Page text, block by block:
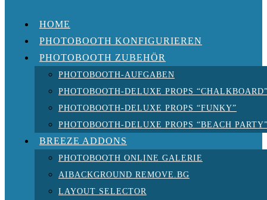
HOME
PHOTOBOOTH KONFIGURIEREN
PHOTOBOOTH ZUBEHÖR
PHOTOBOOTH-AUFGABEN
PHOTOBOOTH-DELUXE PROPS
PHOTOBOOTH-DELUXE PROPS “FUNKY”
PHOTOBOOTH-DELUXE PROPS “BEACH
BREEZE ADDONS
PHOTOBOOTH ONLINE GALERIE
AIBACKGROUND REMOVE.BG
LAYOUT SELECTOR